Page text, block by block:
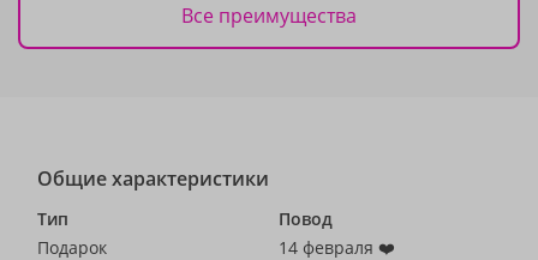
Все преимущества
Общие характеристики
Тип
Подарок
Повод
14 февраля ❤️